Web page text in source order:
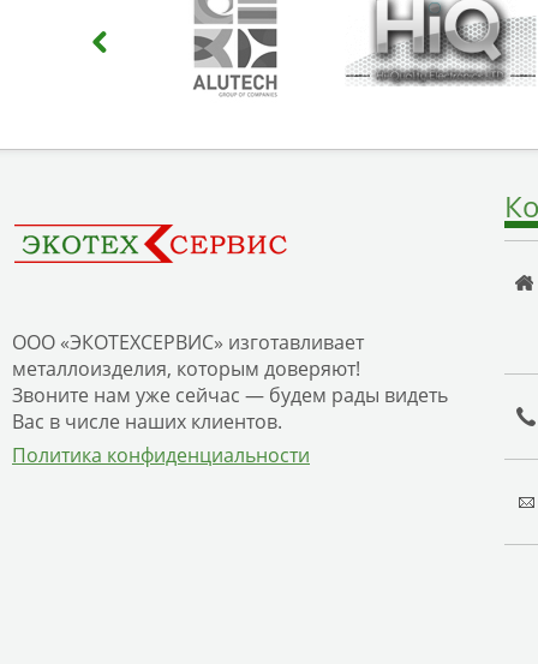
ООО «ЭКОТЕХСЕРВИС» изготавливает
металлоизделия, которым доверяют!
Звоните нам уже сейчас — будем рады видеть
Вас в числе наших клиентов.
Политика конфиденциальности